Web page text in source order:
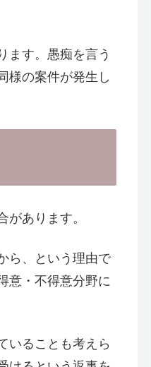
ます。愚痴を言う
様の案件が発生し
あります。
ら、という理由で
意・不得意分野に
いることも考えら